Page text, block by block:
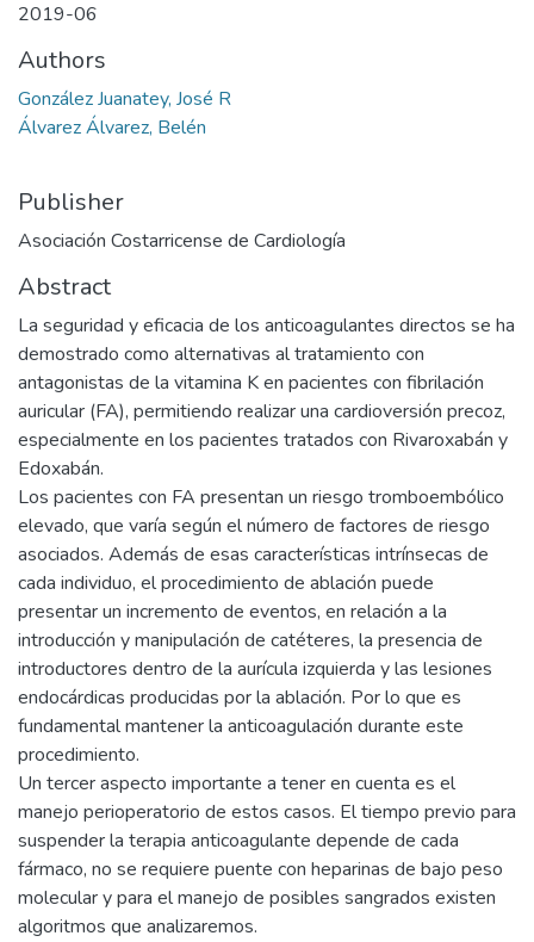
2019-06
Authors
González Juanatey, José R
Álvarez Álvarez, Belén
Publisher
Asociación Costarricense de Cardiología
Abstract
La seguridad y eficacia de los anticoagulantes directos se ha
demostrado como alternativas al tratamiento con
antagonistas de la vitamina K en pacientes con fibrilación
auricular (FA), permitiendo realizar una cardioversión precoz,
especialmente en los pacientes tratados con Rivaroxabán y
Edoxabán.
Los pacientes con FA presentan un riesgo tromboembólico
elevado, que varía según el número de factores de riesgo
asociados. Además de esas características intrínsecas de
cada individuo, el procedimiento de ablación puede
presentar un incremento de eventos, en relación a la
introducción y manipulación de catéteres, la presencia de
introductores dentro de la aurícula izquierda y las lesiones
endocárdicas producidas por la ablación. Por lo que es
fundamental mantener la anticoagulación durante este
procedimiento.
Un tercer aspecto importante a tener en cuenta es el
manejo perioperatorio de estos casos. El tiempo previo para
suspender la terapia anticoagulante depende de cada
fármaco, no se requiere puente con heparinas de bajo peso
molecular y para el manejo de posibles sangrados existen
algoritmos que analizaremos.